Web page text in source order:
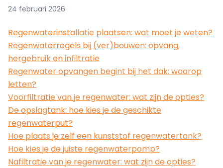
24 februari 2026
Regenwaterinstallatie plaatsen: wat moet je weten?
Regenwaterregels bij (ver)bouwen: opvang,
hergebruik en infiltratie
Regenwater opvangen begint bij het dak: waarop
letten?
Voorfiltratie van je regenwater: wat zijn de opties?
De opslagtank: hoe kies je de geschikte
regenwaterput?
Hoe plaats je zelf een kunststof regenwatertank?
Hoe kies je de juiste regenwaterpomp?
Nafiltratie van je regenwater: wat zijn de opties?